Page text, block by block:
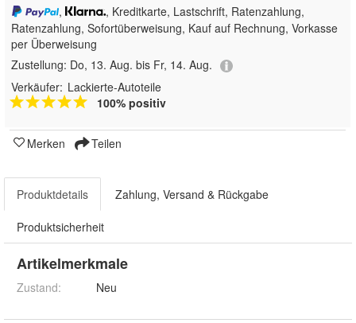
,
, Kreditkarte, Lastschrift, Ratenzahlung,
Ratenzahlung, Sofortüberweisung, Kauf auf Rechnung, Vorkasse
per Überweisung
Zustellung: Do, 13. Aug. bis Fr, 14. Aug.
Verkäufer: Lackierte-Autoteile
100% positiv
Merken Teilen
Produktdetails Zahlung, Versand & Rückgabe
Produktsicherheit
Artikelmerkmale
Zustand: Neu